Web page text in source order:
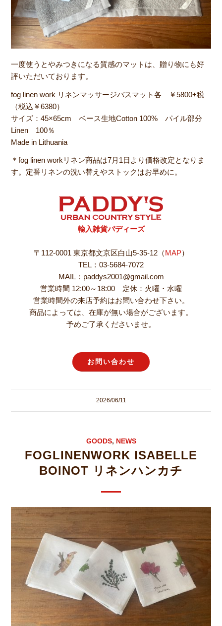
一度使うとやみつきになる質感のマットは、贈り物にも好
評いただいております。
fog linen work リネンマッサージバスマット各 ￥5800+税
（税込￥6380）
サイズ：45×65cm ベース生地Cotton 100% パイル部分
Linen 100％
Made in Lithuania
＊fog linen workリネン商品は7月1日より価格改定となりま
す。定番リネンの洗い替えやストックはお早めに。
輸入雑貨パディーズ
〒112-0001 東京都文京区白山5-35-12（MAP）
TEL：03-5684-7072
MAIL：paddys2001@gmail.com
営業時間 12:00～18:00 定休：火曜・水曜
営業時間外の来店予約はお問い合わせ下さい。
商品によっては、在庫が無い場合がございます。
予めご了承くださいませ。
お問い合わせ
2026/06/11
GOODS, NEWS
FOGLINENWORK ISABELLE
BOINOT リネンハンカチ